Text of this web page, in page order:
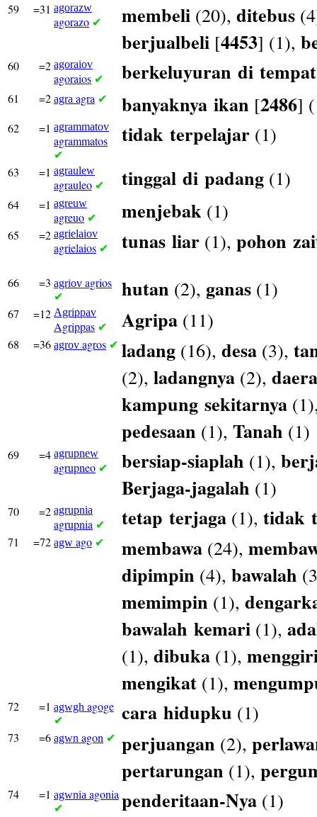
59 =31 agorazw
agorazo ✔ membeli (20), ditebus
berjualbeli [4453] (1),
60 =2 agoraiov
agoraios ✔ berkeluyuran di tempat
61 =2 agra agra ✔ banyaknya ikan [2486]
62 =1 agrammatov
agrammatos
✔
tidak terpelajar (1)
63 =1 agraulew
agrauleo ✔ tinggal di padang (1)
64 =1 agreuw
agreuo ✔ menjebak (1)
65 =2 agrielaiov
agrielaios ✔ tunas liar (1), pohon
66 =3 agriov agrios
✔ hutan (2), ganas (1)
67 =12 Agrippav
Agrippas ✔ Agripa (11)
68 =36 agrov agros ✔ ladang (16), desa (3),
(2), ladangnya (2),
kampung sekitarnya
pedesaan (1), Tanah (1)
69 =4 agrupnew
agrupneo ✔ bersiap-siaplah (1),
Berjaga-jagalah (1)
70 =2 agrupnia
agrupnia ✔ tetap terjaga (1), tidak
71 =72 agw ago ✔ membawa (24),
dipimpin (4), bawalah
memimpin (1),
bawalah kemari (1),
(1), dibuka (1),
mengikat (1),
72 =1 agwgh agoge
✔ cara hidupku (1)
73 =6 agwn agon ✔ perjuangan (2),
pertarungan (1),
74 =1 agwnia agonia
✔ penderitaan-Nya (1)